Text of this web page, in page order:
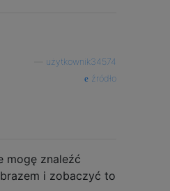
użytkownik34574
źródło
mogę znaleźć
i zobaczyć to